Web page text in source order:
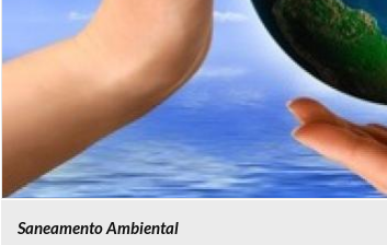
Saneamento Ambiental